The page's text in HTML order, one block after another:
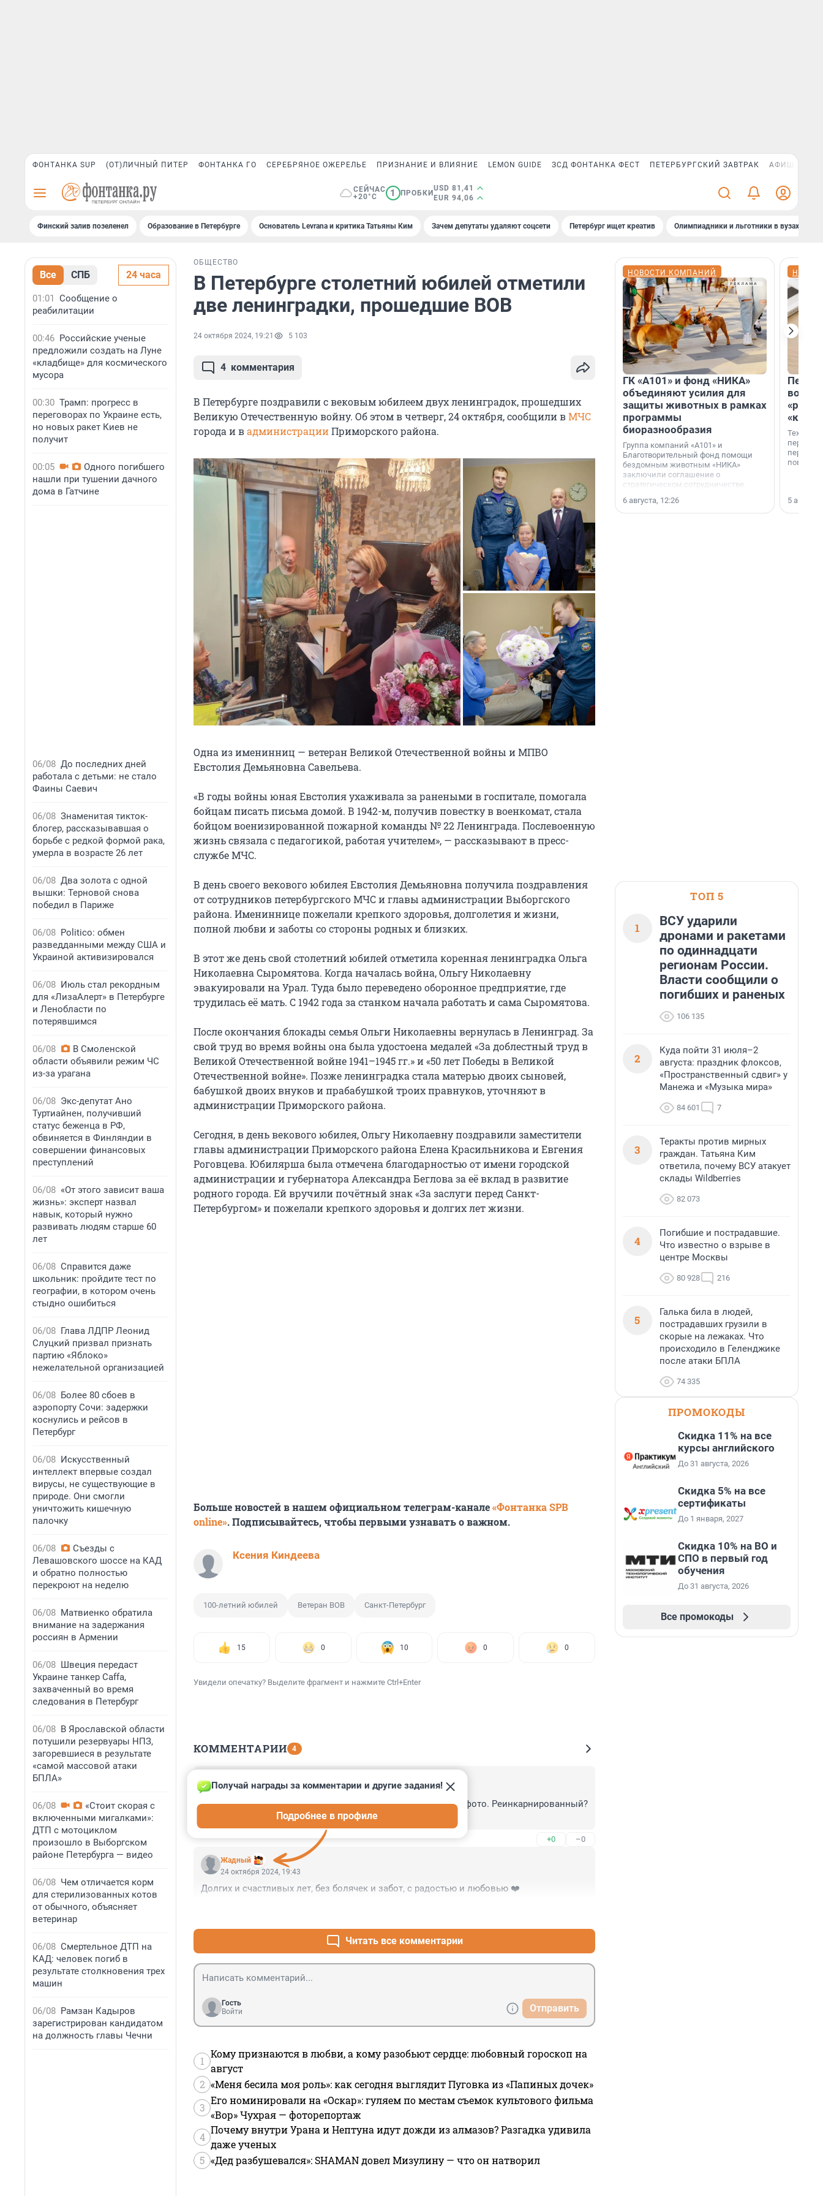
ФОНТАНКА SUP (ОТ)ЛИЧНЫЙ ПИТЕР ФОНТАНКА ГО СЕРЕБРЯНОЕ ОЖЕРЕЛЬЕ ПРИЗНАНИЕ И ВЛИЯНИЕ LEMON GUIDE ЗСД ФОНТАНКА ФЕСТ ПЕТЕРБУРГСКИЙ ЗАВТРАК АФИША PLUS
СЕЙЧАС
+20°C
1 ПРОБКИ
USD 81,41
EUR 94,06
Финский залив позеленел Образование в Петербурге Основатель Levrana и критика Татьяны Ким Зачем депутаты удаляют соцсети Петербург ищет креатив Олимпиадники и льготники в вузах СПб
Все СПБ 24 часа
01:01 Сообщение о
реабилитации
00:46 Российские ученые
предложили создать на Луне
«кладбище» для космического
мусора
00:30 Трамп: прогресс в
переговорах по Украине есть,
но новых ракет Киев не
получит
00:05
Одного погибшего
нашли при тушении дачного
дома в Гатчине
06/08 До последних дней
работала с детьми: не стало
Фаины Саевич
06/08 Знаменитая тикток-
блогер, рассказывавшая о
борьбе с редкой формой рака,
умерла в возрасте 26 лет
06/08 Два золота с одной
вышки: Терновой снова
победил в Париже
06/08 Politico: обмен
разведданными между США и
Украиной активизировался
06/08 Июль стал рекордным
для «ЛизаАлерт» в Петербурге
и Ленобласти по
потерявшимся
06/08
В Смоленской
области объявили режим ЧС
из-за урагана
06/08 Экс-депутат Ано
Туртиайнен, получивший
статус беженца в РФ,
обвиняется в Финляндии в
совершении финансовых
преступлений
06/08 «От этого зависит ваша
жизнь»: эксперт назвал
навык, который нужно
развивать людям старше 60
лет
06/08 Справится даже
школьник: пройдите тест по
географии, в котором очень
стыдно ошибиться
06/08 Глава ЛДПР Леонид
Слуцкий призвал признать
партию «Яблоко»
нежелательной организацией
06/08 Более 80 сбоев в
аэропорту Сочи: задержки
коснулись и рейсов в
Петербург
06/08 Искусственный
интеллект впервые создал
вирусы, не существующие в
природе. Они смогли
уничтожить кишечную
палочку
06/08
Съезды с
Левашовского шоссе на КАД
и обратно полностью
перекроют на неделю
06/08 Матвиенко обратила
внимание на задержания
россиян в Армении
06/08 Швеция передаст
Украине танкер Caffa,
захваченный во время
следования в Петербург
06/08 В Ярославской области
потушили резервуары НПЗ,
загоревшиеся в результате
«самой массовой атаки
БПЛА»
06/08
«Стоит скорая с
включенными мигалками»:
ДТП с мотоциклом
произошло в Выборгском
районе Петербурга — видео
06/08 Чем отличается корм
для стерилизованных котов
от обычного, объясняет
ветеринар
06/08 Смертельное ДТП на
КАД: человек погиб в
результате столкновения трех
машин
06/08 Рамзан Кадыров
зарегистрирован кандидатом
на должность главы Чечни
ОБЩЕСТВО
В Петербурге столетний юбилей отметили
две ленинградки, прошедшие ВОВ
24 октября 2024, 19:21 5 103
4 комментария
В Петербурге поздравили с вековым юбилеем двух ленинградок, прошедших
Великую Отечественную войну. Об этом в четверг, 24 октября, сообщили вМЧС
города и вадминистрацииПриморского района.
Одна из именинниц — ветеран Великой Отечественной войны и МПВО
Евстолия Демьяновна Савельева.
«В годы войны юная Евстолия ухаживала за ранеными в госпитале, помогала
бойцам писать письма домой. В 1942-м, получив повестку в военкомат, стала
бойцом военизированной пожарной команды № 22 Ленинграда. Послевоенную
жизнь связала с педагогикой, работая учителем», — рассказывают в пресс-
службе МЧС.
В день своего векового юбилея Евстолия Демьяновна получила поздравления
от сотрудников петербургского МЧС и главы администрации Выборгского
района. Имениннице пожелали крепкого здоровья, долголетия и жизни,
полной любви и заботы со стороны родных и близких.
В этот же день свой столетний юбилей отметила коренная ленинградка Ольга
Николаевна Сыромятова. Когда началась война, Ольгу Николаевну
эвакуировали на Урал. Туда было переведено оборонное предприятие, где
трудилась её мать. С 1942 года за станком начала работать и сама Сыромятова.
После окончания блокады семья Ольги Николаевны вернулась в Ленинград. За
свой труд во время войны она была удостоена медалей «За доблестный труд в
Великой Отечественной войне 1941–1945 гг.» и «50 лет Победы в Великой
Отечественной войне». Позже ленинградка стала матерью двоих сыновей,
бабушкой двоих внуков и прабабушкой троих правнуков, уточняют в
администрации Приморского района.
Сегодня, в день векового юбилея, Ольгу Николаевну поздравили заместители
главы администрации Приморского района Елена Красильникова и Евгения
Роговцева. Юбилярша была отмечена благодарностью от имени городской
администрации и губернатора Александра Беглова за её вклад в развитие
родного города. Ей вручили почётный знак «За заслуги перед Санкт-
Петербургом» и пожелали крепкого здоровья и долгих лет жизни.
Больше новостей в нашем официальном телеграм-канале«Фонтанка SPB
online». Подписывайтесь, чтобы первыми узнавать о важном.
Ксения Киндеева
100-летний юбилей Ветеран ВОВ Санкт-Петербург
15 0 10 0 0
Увидели опечатку? Выделите фрагмент и нажмите Ctrl+Enter
КОММЕНТАРИИ 4
24 октября 2024, 23:40
Бабушкам здоровья и радости. Поздравил сам Дарвин (см. фото. Реинкарнированный?
+0 –0
Жадный
Получай награды за комментарии и другие задания!
Подробнее в профиле
24 октября 2024, 19:43
Долгих и счастливых лет, без болячек и забот, с радостью и любовью ❤️
Читать все комментарии
Гость
Войти
Отправить
1
Кому признаются в любви, а кому разобьют сердце: любовный гороскоп на
август
2 «Меня бесила моя роль»: как сегодня выглядит Пуговка из «Папиных дочек»
3
Его номинировали на «Оскар»: гуляем по местам съемок культового фильма
«Вор» Чухрая — фоторепортаж
4
Почему внутри Урана и Нептуна идут дожди из алмазов? Разгадка удивила
даже ученых
5 «Дед разбушевался»: SHAMAN довел Мизулину — что он натворил
НОВОСТИ КОМПАНИЙ
ГК «А101» и фонд «НИКА»
объединяют усилия для
защиты животных в рамках
программы
биоразнообразия
Группа компаний «А101» и
Благотворительный фонд помощи
бездомным животным «НИКА»
заключили соглашение о
стратегическом сотрудничестве.
6 августа, 12:26
5
ТОП 5
1
ВСУ ударили
дронами и ракетами
по одиннадцати
регионам России.
Власти сообщили о
погибших и раненых
106 135
2
Куда пойти 31 июля–2
августа: праздник флоксов,
«Пространственный сдвиг» у
Манежа и «Музыка мира»
84 601 7
3
Теракты против мирных
граждан. Татьяна Ким
ответила, почему ВСУ атакует
склады Wildberries
82 073
4
Погибшие и пострадавшие.
Что известно о взрыве в
центре Москвы
80 928 216
5
Галька била в людей,
пострадавших грузили в
скорые на лежаках. Что
происходило в Геленджике
после атаки БПЛА
74 335
ПРОМОКОДЫ
Скидка 11% на все
курсы английского
До 31 августа, 2026
Скидка 5% на все
сертификаты
До 1 января, 2027
Скидка 10% на ВО и
СПО в первый год
обучения
До 31 августа, 2026
Все промокоды